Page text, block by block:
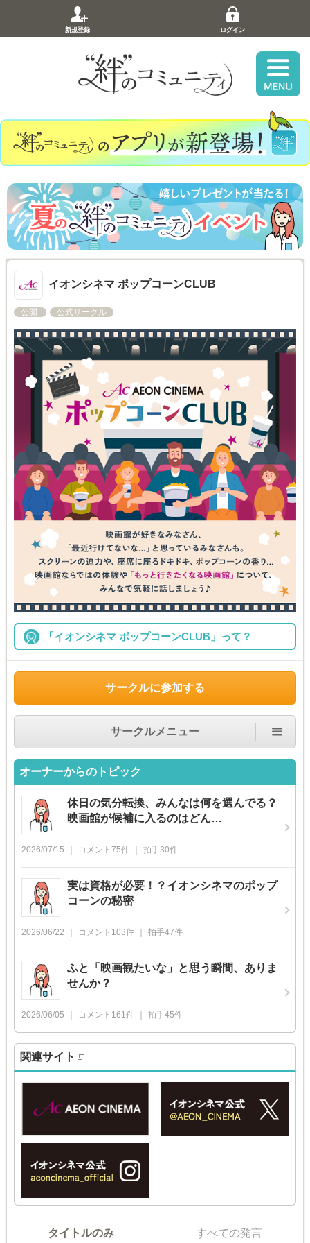
新規登録 ログイン
イオンシネマ ポップコーンCLUB
公開 公式サークル
「イオンシネマ ポップコーンCLUB」って？
サークルに参加する
サークルメニュー
オーナーからのトピック
休日の気分転換、みんなは何を選んでる？
映画館が候補に入るのはどん…
2026/07/15 コメント 75件 拍手30件
実は資格が必要！？イオンシネマのポップ
コーンの秘密
2026/06/22 コメント 103件 拍手47件
ふと「映画観たいな」と思う瞬間、ありま
せんか？
2026/06/05 コメント 161件 拍手45件
関連サイト
タイトルのみ すべての発言